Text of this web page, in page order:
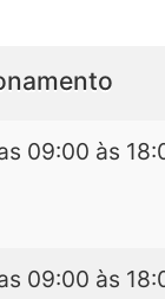
09:00 às
09:00 às